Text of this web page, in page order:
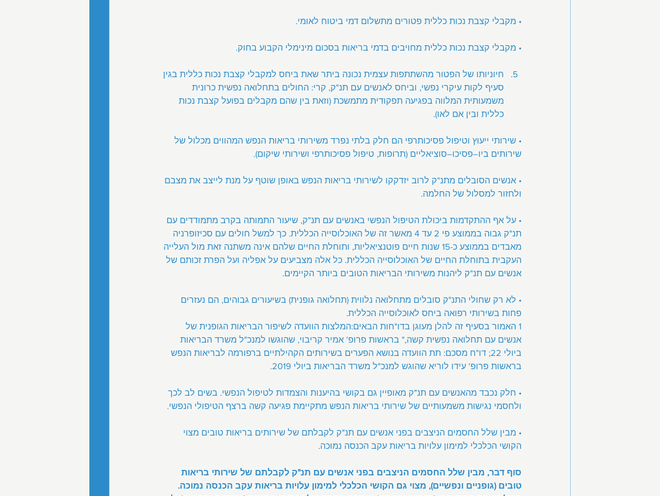
• מקבלי קצבת נכות כללית פטורים מתשלום דמי ביטוח לאומי.
• מקבלי קצבת נכות כללית מחויבים בדמי בריאות בסכום מינימלי הקבוע בחוק.
חיוניותו של הפטור מהשתתפות עצמית נכונה ביתר שאת ביחס למקבלי קצבת נכות כללית בגין
סעיף לקות עיקרי נפשי, וביחס לאנשים עם תנ"ק, קרי: החולים בתחלואה נפשית כרונית
משמעותית המלווה בפגיעה תפקודית מתמשכת (וזאת בין שהם מקבלים בפועל קצבת נכות
כללית ובין אם לאו).
• שירותי ייעוץ וטיפול פסיכותרפי הם חלק בלתי נפרד משירותי בריאות הנפש המהווים מכלול של
שירותים ביו–פסיכו–סוציאליים (תרופות, טיפול פסיכותרפי ושירותי שיקום).
• אנשים הסובלים מתנ"ק לרוב יזדקקו לשירותי בריאות הנפש באופן שוטף על מנת לייצב את מצבם
ולחזור למסלול של החלמה.
• על אף ההתקדמות ביכולת הטיפול הנפשי באנשים עם תנ"ק, שיעור התמותה בקרב מתמודדים עם
תנ"ק גבוה בממוצע פי 2 עד 4 מאשר זה של האוכלוסייה הכללית. כך למשל חולים עם סכיזופרניה
מאבדים בממוצע כ-15 שנות חיים פוטנציאליות, ותוחלת החיים שלהם אינה משתנה זאת מול העלייה
העקבית בתוחלת החיים של האוכלוסייה הכללית. כל אלה מצביעים על אפליה ועל הפרת זכותם של
אנשים עם תנ"ק ליהנות משירותי הבריאות הטובים ביותר הקיימים.
• לא רק שחולי התנ"ק סובלים מתחלואה נלווית (תחלואה גופנית) בשיעורים גבוהים, הם נעזרים
פחות בשירותי רפואה ביחס לאוכלוסייה הכללית.
1 האמור בסעיף זה להלן מעוגן בדו"חות הבאים:המלצות הוועדה לשיפור הבריאות הגופנית של
אנשים עם תחלואה נפשית קשה," בראשות פרופ' אמיר קריבוי, שהוגשו למנכ"ל משרד הבריאות
ביולי 22; דו"ח מסכם: תת הוועדה בנושא הפערים בשירותים הקהילתיים ברפורמה לבריאות הנפש
בראשות פרופ' עידו לוריא שהוגש למנכ"ל משרד הבריאות ביולי 2019.
• חלק נכבד מהאנשים עם תנ"ק מאופיין גם בקושי בהיענות והצמדות לטיפול הנפשי. בשים לב לכך
ולחסמי נגישות משמעותיים של שירותי בריאות הנפש מתקיימת פגיעה קשה ברצף הטיפולי הנפשי.
• מבין שלל החסמים הניצבים בפני אנשים עם תנ"ק לקבלתם של שירותים בריאות טובים מצוי
הקושי הכלכלי למימון עלויות בריאות עקב הכנסה נמוכה.
סוף דבר, מבין שלל החסמים הניצבים בפני אנשים עם תנ"ק לקבלתם של שירותי בריאות
טובים (גופניים ונפשיים), מצוי גם הקושי הכלכלי למימון עלויות בריאות עקב הכנסה נמוכה.